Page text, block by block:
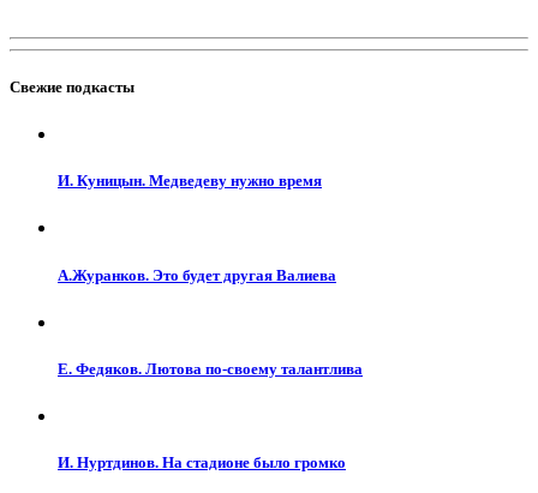
Свежие подкасты
И. Куницын. Медведеву нужно время
А.Журанков. Это будет другая Валиева
Е. Федяков. Лютова по-своему талантлива
И. Нуртдинов. На стадионе было громко